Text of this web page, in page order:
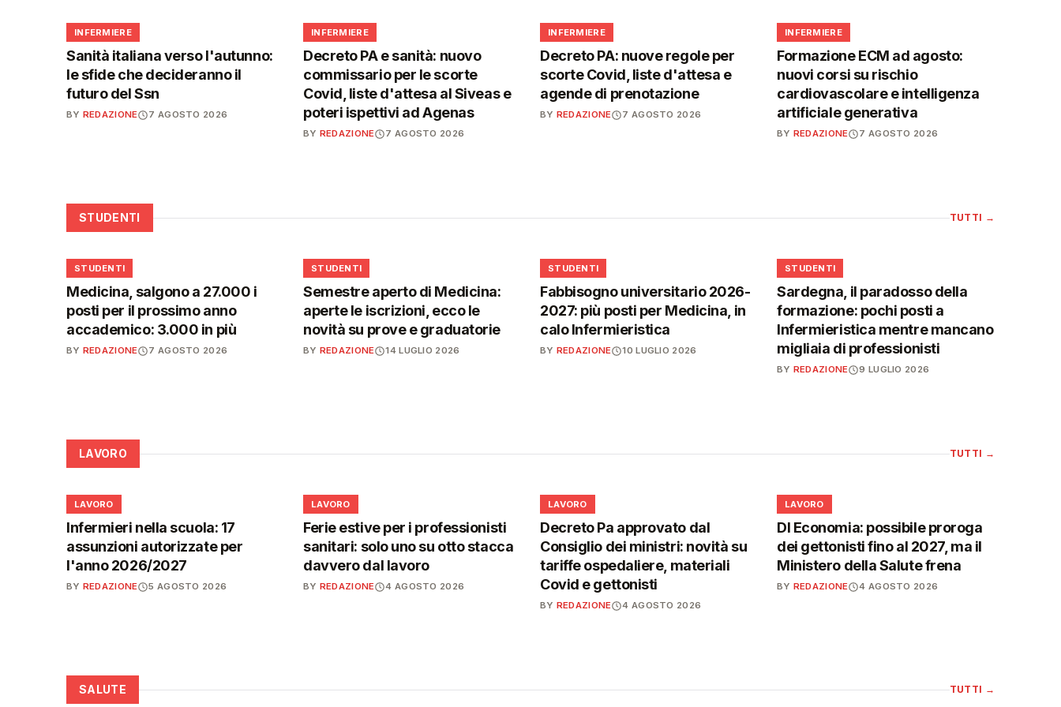
🩺
INFERMIERE
Sanità italiana verso l'autunno:
le sfide che decideranno il
futuro del Ssn
BY REDAZIONE 7 AGOSTO 2026
🩺
INFERMIERE
Decreto PA e sanità: nuovo
commissario per le scorte
Covid, liste d'attesa al Siveas e
poteri ispettivi ad Agenas
BY REDAZIONE 7 AGOSTO 2026
🩺
INFERMIERE
Decreto PA: nuove regole per
scorte Covid, liste d'attesa e
agende di prenotazione
BY REDAZIONE 7 AGOSTO 2026
🩺
INFERMIERE
Formazione ECM ad agosto:
nuovi corsi su rischio
cardiovascolare e intelligenza
artificiale generativa
BY REDAZIONE 7 AGOSTO 2026
STUDENTI TUTTI →
🎓
STUDENTI
Medicina, salgono a 27.000 i
posti per il prossimo anno
accademico: 3.000 in più
BY REDAZIONE 7 AGOSTO 2026
🎓
STUDENTI
Semestre aperto di Medicina:
aperte le iscrizioni, ecco le
novità su prove e graduatorie
BY REDAZIONE 14 LUGLIO 2026
🎓
STUDENTI
Fabbisogno universitario 2026-
2027: più posti per Medicina, in
calo Infermieristica
BY REDAZIONE 10 LUGLIO 2026
🎓
STUDENTI
Sardegna, il paradosso della
formazione: pochi posti a
Infermieristica mentre mancano
migliaia di professionisti
BY REDAZIONE 9 LUGLIO 2026
LAVORO TUTTI →
💼
LAVORO
Infermieri nella scuola: 17
assunzioni autorizzate per
l'anno 2026/2027
BY REDAZIONE 5 AGOSTO 2026
💼
LAVORO
Ferie estive per i professionisti
sanitari: solo uno su otto stacca
davvero dal lavoro
BY REDAZIONE 4 AGOSTO 2026
💼
LAVORO
Decreto Pa approvato dal
Consiglio dei ministri: novità su
tariffe ospedaliere, materiali
Covid e gettonisti
BY REDAZIONE 4 AGOSTO 2026
💼
LAVORO
Dl Economia: possibile proroga
dei gettonisti fino al 2027, ma il
Ministero della Salute frena
BY REDAZIONE 4 AGOSTO 2026
SALUTE TUTTI →